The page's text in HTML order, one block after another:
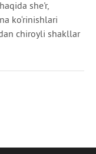
she'r,
ko‘rinishlari
chiroyli shakllar